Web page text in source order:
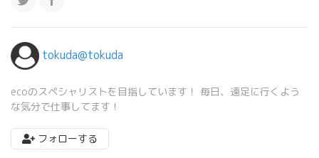
tokuda@tokuda
ecoのスペシャリストを目指しています！ 毎日、遠足に行くよう
な気分で仕事してます！
フォローする